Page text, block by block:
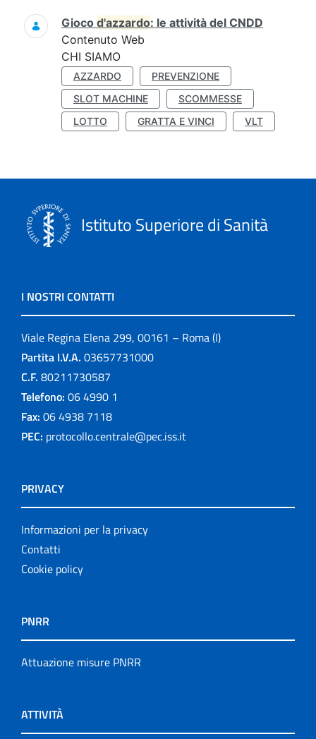
Gioco d'azzardo: le attività del CNDD
Contenuto Web
CHI SIAMO
AZZARDO
PREVENZIONE
SLOT MACHINE
SCOMMESSE
LOTTO
GRATTA E VINCI VLT
Istituto Superiore di Sanità
I NOSTRI CONTATTI
Viale Regina Elena 299, 00161 – Roma (I)
Partita I.V.A. 03657731000
C.F. 80211730587
Telefono: 06 4990 1
Fax: 06 4938 7118
PEC: protocollo.centrale@pec.iss.it
PRIVACY
Informazioni per la privacy
Contatti
Cookie policy
PNRR
Attuazione misure PNRR
ATTIVITÀ